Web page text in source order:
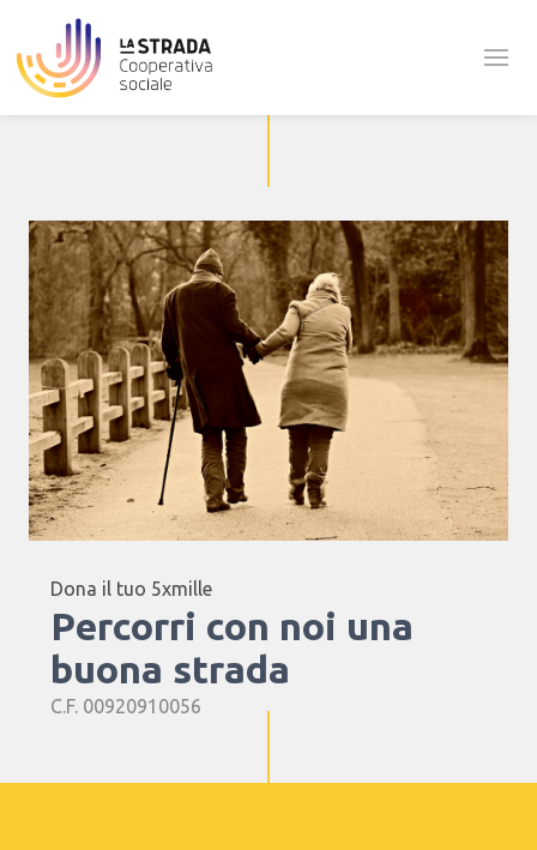
Dona il tuo 5xmille
Percorri con noi una
buona strada
C.F. 00920910056